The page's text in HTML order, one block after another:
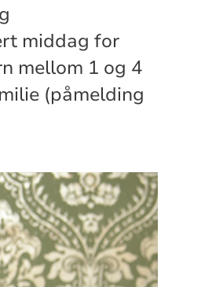
middag for
mellom 1 og 4
(påmelding